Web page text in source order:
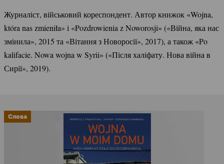
Журналіст, військовий кореспондент. Автор книжок «Wojna,
która nas zmieniła» і «Pozdrowienia z Noworosji» («Війна, яка нас
змінила», 2015 та «Вітання з Новоросії», 2017), а також «Po
kalifacie. Nowa wojna w Syrii» («Після халіфату. Нова війна в
Сирії», 2019).
Слова